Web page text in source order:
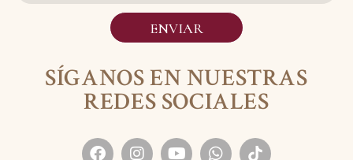
SÍGANOS EN NUESTRAS
REDES SOCIALES
ENVIAR